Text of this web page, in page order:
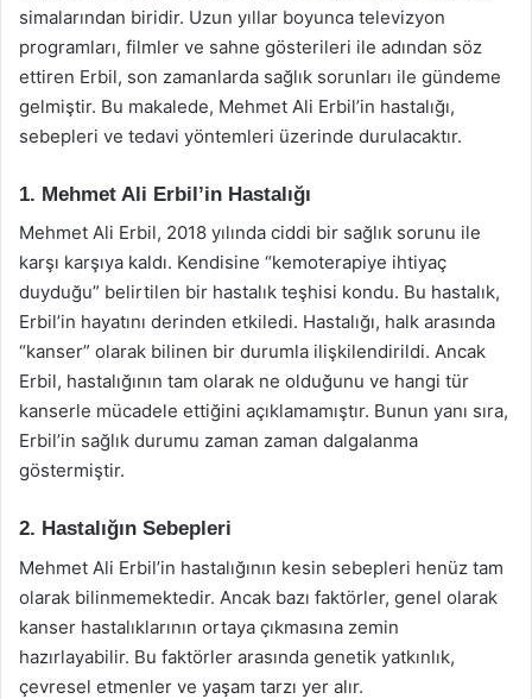
simalarından biridir. Uzun yıllar boyunca televizyon
programları, filmler ve sahne gösterileri ile adından söz
ettiren Erbil, son zamanlarda sağlık sorunları ile gündeme
gelmiştir. Bu makalede, Mehmet Ali Erbil’in hastalığı,
sebepleri ve tedavi yöntemleri üzerinde durulacaktır.
1. Mehmet Ali Erbil’in Hastalığı
Mehmet Ali Erbil, 2018 yılında ciddi bir sağlık sorunu ile
karşı karşıya kaldı. Kendisine “kemoterapiye ihtiyaç
duyduğu” belirtilen bir hastalık teşhisi kondu. Bu hastalık,
Erbil’in hayatını derinden etkiledi. Hastalığı, halk arasında
“kanser” olarak bilinen bir durumla ilişkilendirildi. Ancak
Erbil, hastalığının tam olarak ne olduğunu ve hangi tür
kanserle mücadele ettiğini açıklamamıştır. Bunun yanı sıra,
Erbil’in sağlık durumu zaman zaman dalgalanma
göstermiştir.
2. Hastalığın Sebepleri
Mehmet Ali Erbil’in hastalığının kesin sebepleri henüz tam
olarak bilinmemektedir. Ancak bazı faktörler, genel olarak
kanser hastalıklarının ortaya çıkmasına zemin
hazırlayabilir. Bu faktörler arasında genetik yatkınlık,
çevresel etmenler ve yaşam tarzı yer alır.